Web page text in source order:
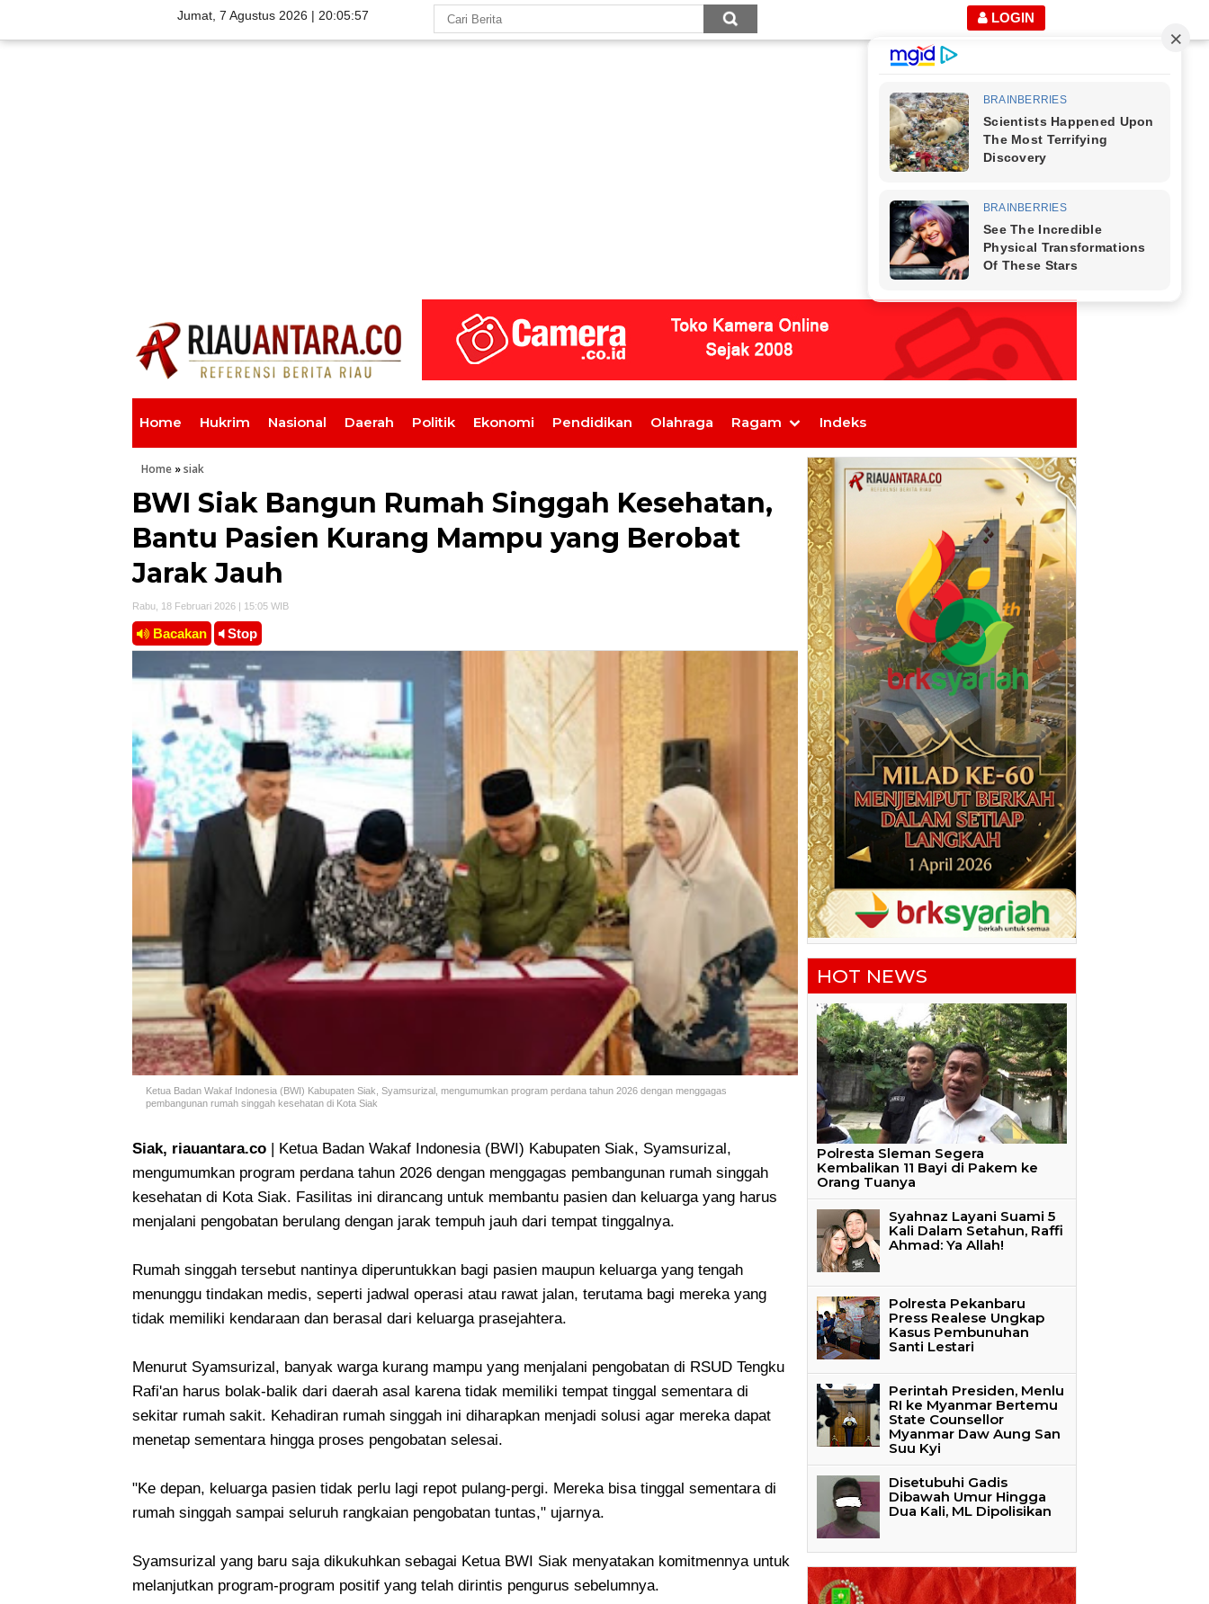
Jumat, 7 Agustus 2026 | 20:05:58 LOGIN
Home Hukrim Nasional Daerah Politik Ekonomi Pendidikan Olahraga Ragam Indeks
Home »siak
BWI Siak Bangun Rumah Singgah Kesehatan,
Bantu Pasien Kurang Mampu yang Berobat
Jarak Jauh
Rabu, 18 Februari 2026 | 15:05 WIB
Bacakan Stop
Ketua Badan Wakaf Indonesia (BWI) Kabupaten Siak, Syamsurizal, mengumumkan program perdana tahun 2026 dengan menggagas
pembangunan rumah singgah kesehatan di Kota Siak
Siak, riauantara.co | Ketua Badan Wakaf Indonesia (BWI) Kabupaten Siak, Syamsurizal,
mengumumkan program perdana tahun 2026 dengan menggagas pembangunan rumah singgah
kesehatan di Kota Siak. Fasilitas ini dirancang untuk membantu pasien dan keluarga yang harus
menjalani pengobatan berulang dengan jarak tempuh jauh dari tempat tinggalnya.
Rumah singgah tersebut nantinya diperuntukkan bagi pasien maupun keluarga yang tengah
menunggu tindakan medis, seperti jadwal operasi atau rawat jalan, terutama bagi mereka yang
tidak memiliki kendaraan dan berasal dari keluarga prasejahtera.
Menurut Syamsurizal, banyak warga kurang mampu yang menjalani pengobatan di RSUD Tengku
Rafi'an harus bolak-balik dari daerah asal karena tidak memiliki tempat tinggal sementara di
sekitar rumah sakit. Kehadiran rumah singgah ini diharapkan menjadi solusi agar mereka dapat
menetap sementara hingga proses pengobatan selesai.
"Ke depan, keluarga pasien tidak perlu lagi repot pulang-pergi. Mereka bisa tinggal sementara di
rumah singgah sampai seluruh rangkaian pengobatan tuntas," ujarnya.
Syamsurizal yang baru saja dikukuhkan sebagai Ketua BWI Siak menyatakan komitmennya untuk
melanjutkan program-program positif yang telah dirintis pengurus sebelumnya.
HOT NEWS
Polresta Sleman Segera
Kembalikan 11 Bayi di Pakem ke
Orang Tuanya
Syahnaz Layani Suami 5
Kali Dalam Setahun, Raffi
Ahmad: Ya Allah!
Polresta Pekanbaru
Press Realese Ungkap
Kasus Pembunuhan
Santi Lestari
Perintah Presiden, Menlu
RI ke Myanmar Bertemu
State Counsellor
Myanmar Daw Aung San
Suu Kyi
Disetubuhi Gadis
Dibawah Umur Hingga
Dua Kali, ML Dipolisikan